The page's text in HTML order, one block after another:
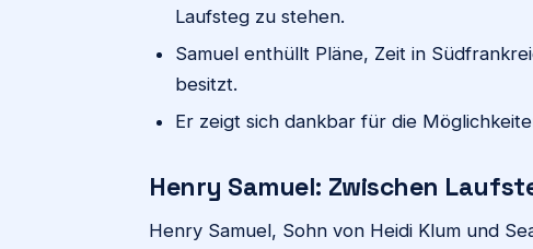
Laufsteg zu stehen.
Samuel enthüllt Pläne, Zeit in
besitzt.
Er zeigt sich dankbar für die
Henry Samuel: Zwischen
Henry Samuel, Sohn von Heidi Klum und